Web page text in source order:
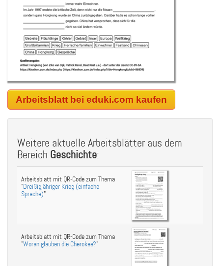
Arbeitsblatt bei eduki.com kaufen
Weitere aktuelle Arbeitsblätter aus dem
Bereich Geschichte:
Arbeitsblatt mit QR-Code zum Thema
"Dreißigjähriger Krieg (einfache
Sprache)"
Arbeitsblatt mit QR-Code zum Thema
"Woran glauben die Cherokee?"